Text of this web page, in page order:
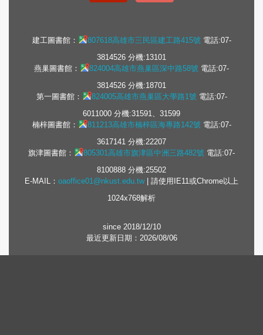
建工圖書館： 807618高雄市三民區建工路415號電話:07-
3814526 分機:13101
燕巢圖書館：
824004高雄市燕巢區深中路58號 電話:07-
3814526 分機:18701
第一圖書館：
824005高雄市燕巢區大學路1號電話:07-
6011000 分機:31591、31599
楠梓圖書館：
811213高雄市楠梓區海專路142號電話:07-
3617141 分機:22207
旗津圖書館：
805301高雄市旗津區中洲三路482號 電話:07-
8100888 分機:25502
E-MAIL： oaoffice01@nkust.edu.tw| 請使用IE11或Chrome以上
1024x768解析
since 2018/12/10
最近更新日期：2026/08/06